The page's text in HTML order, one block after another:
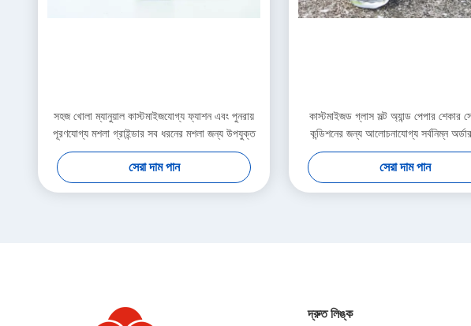
সহজ খোলা ম্যানুয়াল কাস্টমাইজযোগ্য ফ্যাশন এবং পুনরায়
পূরণযোগ্য মশলা গ্রাইন্ডার সব ধরনের মশলা জন্য উপযুক্ত
সেরা দাম পান
কাস্টমাইজড গ্লাস সল্ট অ্যান্ড পেপার শেকার
কন্ডিশনের জন্য আলোচনাযোগ্য সর্বনিম্ন
সেরা দাম পান
দ্রুত লিঙ্ক